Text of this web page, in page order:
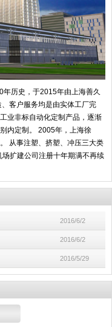
历史，于2015年由上海善久
客户服务均是由实体工厂完
业非标自动化定制产品，逐渐
内定制。 2005年，上海徐
从事注塑、挤塑、冲压三大类
扩建公司注册十年期满不再续
2016/6/2
2016/6/2
2016/5/29